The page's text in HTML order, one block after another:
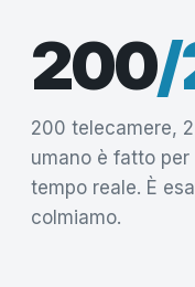
200/
200 telecamere,
umano è fatto
tempo reale. È
colmiamo.